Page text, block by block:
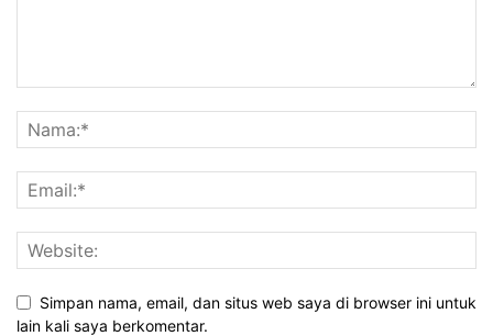
Simpan nama, email, dan situs web saya di browser ini untuk
lain kali saya berkomentar.